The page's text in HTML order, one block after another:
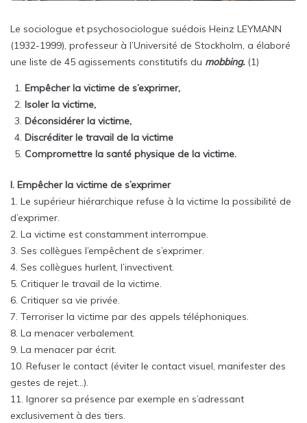
Le sociologue et psychosociologue suédois Heinz LEYMANN
(1932-1999), professeur à l’Université de Stockholm, a élaboré
une liste de 45 agissements constitutifs du mobbing. (1)
Empêcher la victime de s’exprimer,
Isoler la victime,
Déconsidérer la victime,
Discréditer le travail de la victime
Compromettre la santé physique de la victime.
I. Empêcher la victime de s’exprimer
1. Le supérieur hiérarchique refuse à la victime la possibilité de
d’exprimer.
2. La victime est constamment interrompue.
3. Ses collègues l’empêchent de s’exprimer.
4. Ses collègues hurlent, l’invectivent.
5. Critiquer le travail de la victime.
6. Critiquer sa vie privée.
7. Terroriser la victime par des appels téléphoniques.
8. La menacer verbalement.
9. La menacer par écrit.
10. Refuser le contact (éviter le contact visuel, manifester des
gestes de rejet…).
11. Ignorer sa présence par exemple en s’adressant
exclusivement à des tiers.